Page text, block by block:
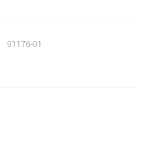
91176-01